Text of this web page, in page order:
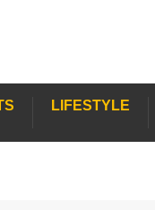
LIFESTYLE